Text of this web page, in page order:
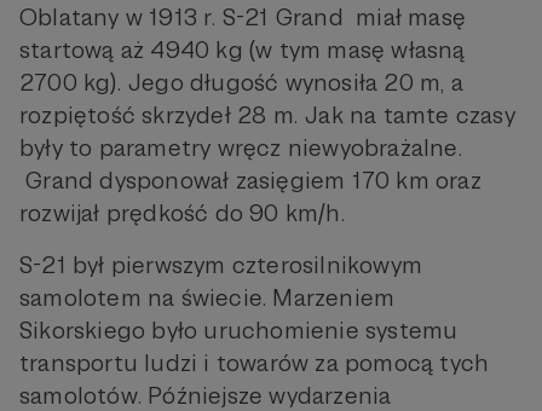
Oblatany w 1913 r. S-21 Grand miał masę
startową aż 4940 kg (w tym masę własną
2700 kg). Jego długość wynosiła 20 m, a
rozpiętość skrzydeł 28 m. Jak na tamte czasy
były to parametry wręcz niewyobrażalne.
Grand dysponował zasięgiem 170 km oraz
rozwijał prędkość do 90 km/h.
S-21 był pierwszym czterosilnikowym
samolotem na świecie. Marzeniem
Sikorskiego było uruchomienie systemu
transportu ludzi i towarów za pomocą tych
samolotów. Późniejsze wydarzenia